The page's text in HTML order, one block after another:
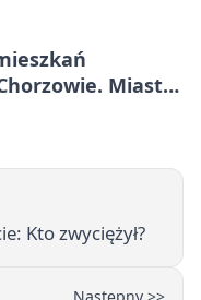
Miasto
Kto zwyciężył?